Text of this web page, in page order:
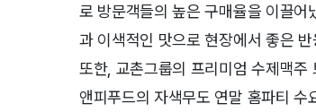
로 방문객들의 높은 구매율을 이끌어
과 이색적인 맛으로 현장에서 좋은
또한, 교촌그룹의 프리미엄 수제맥주
앤피푸드의 자색무도 연말 홈파티